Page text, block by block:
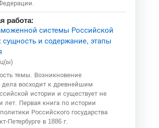
работа:
системы Российской
и содержание, этапы
темы. Возникновение
дела восходит к древнейшим
истории и существует не
лет. Первая книга по истории
Российского государства
Петербурге в 1886 г.